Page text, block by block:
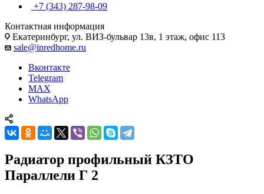
+7 (343) 287-98-09
Контактная информация
Екатеринбург, ул. ВИЗ-бульвар 13в, 1 этаж, офис 113
sale@inredhome.ru
Вконтакте
Telegram
MAX
WhatsApp
Радиатор профильный КЗТО
Параллели Г 2